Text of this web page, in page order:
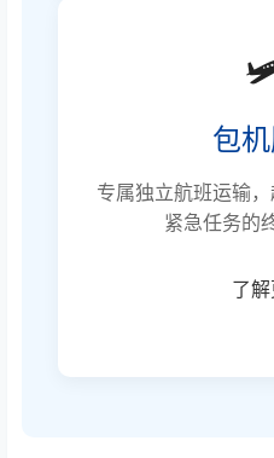
包
专属独立航班运输
紧急任务的
了